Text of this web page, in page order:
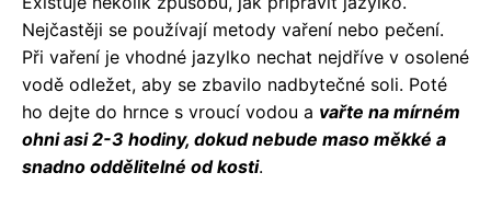
Nejčastěji se používají metody vaření nebo pečení.
Při vaření je vhodné jazylko nechat nejdříve v osolené
vodě odležet, aby se zbavilo nadbytečné soli. Poté
ho dejte do hrnce s vroucí vodou a vařte na mírném
ohni asi 2-3 hodiny, dokud nebude maso měkké a
snadno oddělitelné od kosti.